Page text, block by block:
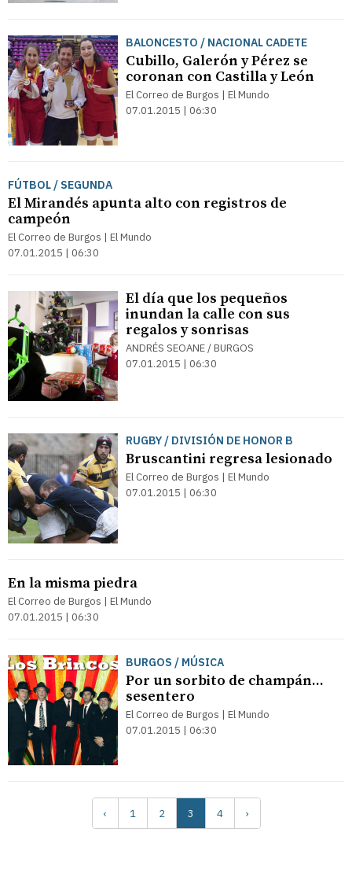
BALONCESTO / NACIONAL CADETE
Cubillo, Galerón y Pérez se
coronan con Castilla y León
El Correo de Burgos | El Mundo
07.01.2015 | 06:30
FÚTBOL / SEGUNDA
El Mirandés apunta alto con registros de
campeón
El Correo de Burgos | El Mundo
07.01.2015 | 06:30
El día que los pequeños
inundan la calle con sus
regalos y sonrisas
ANDRÉS SEOANE / BURGOS
07.01.2015 | 06:30
RUGBY / DIVISIÓN DE HONOR B
Bruscantini regresa lesionado
El Correo de Burgos | El Mundo
07.01.2015 | 06:30
En la misma piedra
El Correo de Burgos | El Mundo
07.01.2015 | 06:30
BURGOS / MÚSICA
Por un sorbito de champán...
sesentero
El Correo de Burgos | El Mundo
07.01.2015 | 06:30
‹ 1 2 3 4 ›